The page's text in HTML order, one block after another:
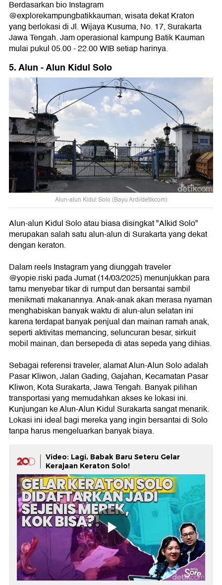
Berdasarkan bio Instagram
@explorekampungbatikkauman, wisata dekat Kraton
yang berlokasi di Jl. Wijaya Kusuma, No. 17, Surakarta
Jawa Tengah. Jam operasional kampung Batik Kauman
mulai pukul 05.00 - 22.00 WIB setiap harinya.
5. Alun - Alun Kidul Solo
Alun-alun Kidul Solo (Bayu Ardi/detikcom)
Alun-alun Kidul Solo atau biasa disingkat "Alkid Solo"
merupakan salah satu alun-alun di Surakarta yang dekat
dengan keraton.
Dalam reels Instagram yang diunggah traveler
@yopie.riski pada Jumat (14/03/2025) menunjukkan para
tamu menyebar tikar di rumput dan bersantai sambil
menikmati makanannya. Anak-anak akan merasa nyaman
menghabiskan banyak waktu di alun-alun selatan ini
karena terdapat banyak penjual dan mainan ramah anak,
seperti aktivitas memancing, seluncuran besar, sirkuit
mobil mainan, dan bersepeda di atas sepeda yang dihias.
Sebagai referensi traveler, alamat Alun-Alun Solo adalah
Pasar Kliwon, Jalan Gading, Gajahan, Kecamatan Pasar
Kliwon, Kota Surakarta, Jawa Tengah. Banyak pilihan
transportasi yang memudahkan akses ke lokasi ini.
Kunjungan ke Alun-Alun Kidul Surakarta sangat menarik.
Lokasi ini ideal bagi mereka yang ingin bersantai di Solo
tanpa harus mengeluarkan banyak biaya.
Video: Lagi, Babak Baru Seteru Gelar
Kerajaan Keraton Solo!